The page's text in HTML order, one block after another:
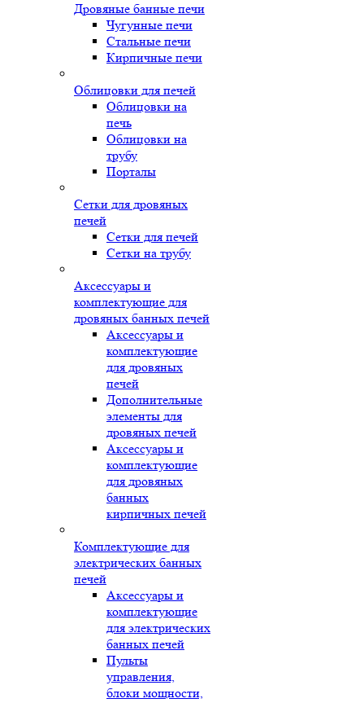
Дровяные банные печи
Чугунные печи
Стальные печи
Кирпичные печи
Облицовки для печей
Облицовки на
печь
Облицовки на
трубу
Порталы
Сетки для дровяных
печей
Сетки для печей
Сетки на трубу
Аксессуары и
комплектующие для
дровяных банных печей
Аксессуары и
комплектующие
для дровяных
печей
Дополнительные
элементы для
дровяных печей
Аксессуары и
комплектующие
для дровяных
банных
кирпичных печей
Комплектующие для
электрических банных
печей
Аксессуары и
комплектующие
для электрических
банных печей
Пульты
управления,
блоки мощности,